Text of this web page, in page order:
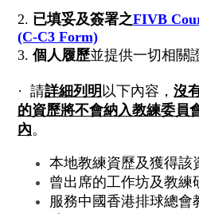
2. 已填妥及簽署之FIVB
(C-C3 Form)
3. 個人履歷並提供一切相關
· 請詳細列明 以下內容， 沒
的資歷將不會納入教練委員
內。
本地教練資歷及獲得該
曾出席的工作坊及教練
服務中國香港排球總會